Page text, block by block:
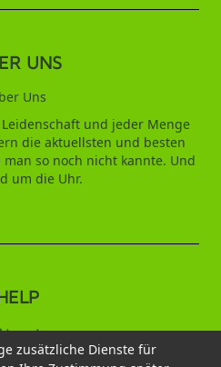
UNS
Uns
und jeder Menge
die aktuellsten und besten
so noch nicht kannte. Und
um die Uhr.
zusätzliche Dienste für